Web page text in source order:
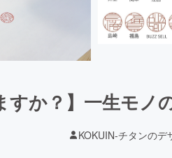
すか？】一生モ
KOKUIN-チタンのデ